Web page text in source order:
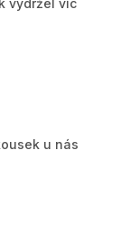
u nás